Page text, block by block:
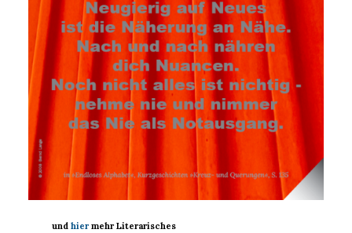
undhier mehr Literarisches